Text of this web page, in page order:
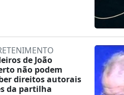
de João
não podem
direitos autorais
da partilha